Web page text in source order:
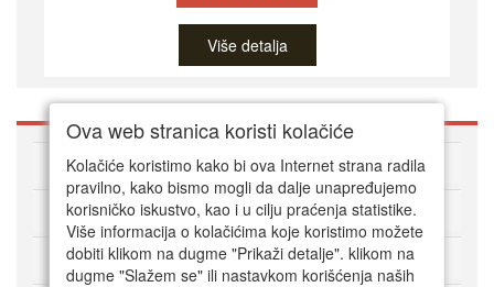
Više detalja
O DVD Zoni
Kako kupovati online
Korisnički servis
Ova web stranica koristi kolačiće
Kolačiće koristimo kako bi ova Internet strana radila
pravilno, kako bismo mogli da dalje unapređujemo
korisničko iskustvo, kao i u cilju praćenja statistike.
Više informacija o kolačićima koje koristimo možete
dobiti klikom na dugme "Prikaži detalje". klikom na
dugme "Slažem se" ili nastavkom korišćenja naših